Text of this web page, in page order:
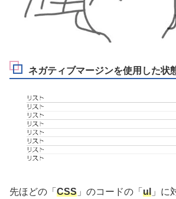
ネガティブマージンを使用した状
先ほどの「 CSS 」のコードの「 ul 」に